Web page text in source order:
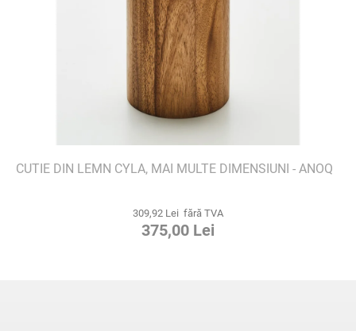
CUTIE DIN LEMN CYLA, MAI MULTE DIMENSIUNI - ANOQ
309,92 Lei fără TVA
375,00 Lei